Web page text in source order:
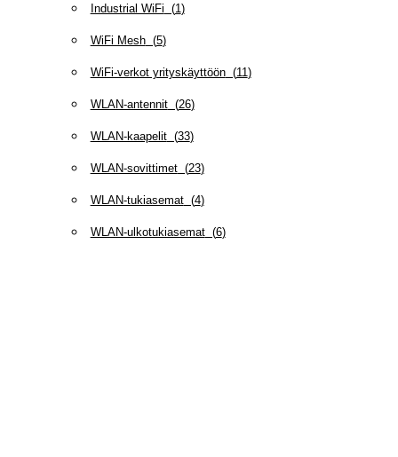
Industrial WiFi (1 )
WiFi Mesh(5)
WiFi-verkot yrityskäyttöön(11 )
WLAN-antennit(26)
WLAN-kaapelit(33)
WLAN-sovittimet(23)
WLAN-tukiasemat(4)
WLAN-ulkotukiasemat(6)